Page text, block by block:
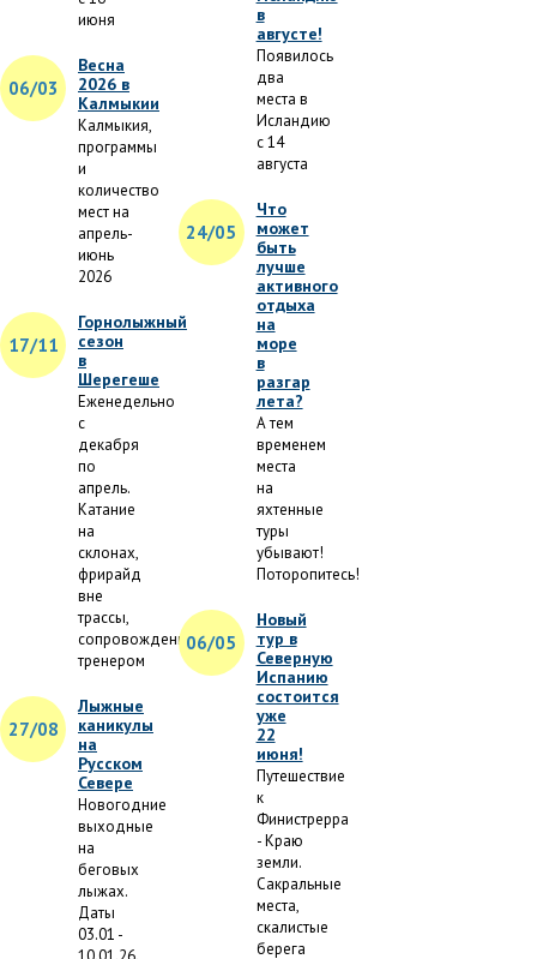
июня
06/03
Весна
2026 в
Калмыкии
Калмыкия,
программы
и
количество
мест на
апрель-
июнь
2026
17/11
Горнолыжный
сезон
в
Шерегеше
Еженедельно
с
декабря
по
апрель.
Катание
на
склонах,
фрирайд
вне
трассы,
сопровождение
тренером
27/08
Лыжные
каникулы
на
Русском
Севере
Новогодние
выходные
на
беговых
лыжах.
Даты
03.01 -
в
августе!
Появилось
два
места в
Исландию
с 14
августа
24/05
Что
может
быть
лучше
активного
отдыха
на
море
в
разгар
лета?
А тем
временем
места
на
яхтенные
туры
убывают!
Поторопитесь!
06/05
Новый
тур в
Северную
Испанию
состоится
уже
22
июня!
Путешествие
к
Финистрерра
- Краю
земли.
Сакральные
места,
скалистые
берега